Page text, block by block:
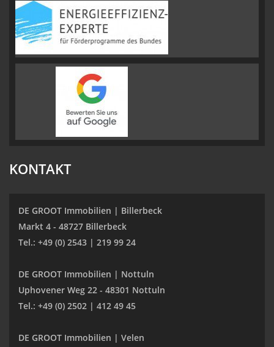
KONTAKT
DE GROOT Immobilien | Billerbeck
Markt 4 - 48727 Billerbeck
Tel.: +49 (0) 2543 | 219 99 24
DE GROOT Immobilien | Nottuln
Uphovener Weg 22 - 48301 Nottuln
Tel.: +49 (0) 2502 | 412 49 45
DE GROOT Immobilien | Velen